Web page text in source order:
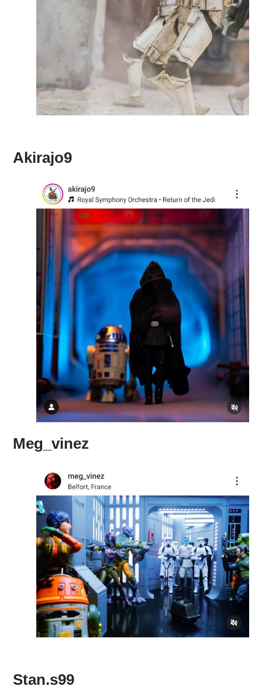
Akirajo9
Meg_vinez
Stan.s99